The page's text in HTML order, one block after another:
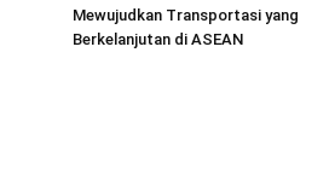
Mewujudkan Transportasi yang
Berkelanjutan di ASEAN